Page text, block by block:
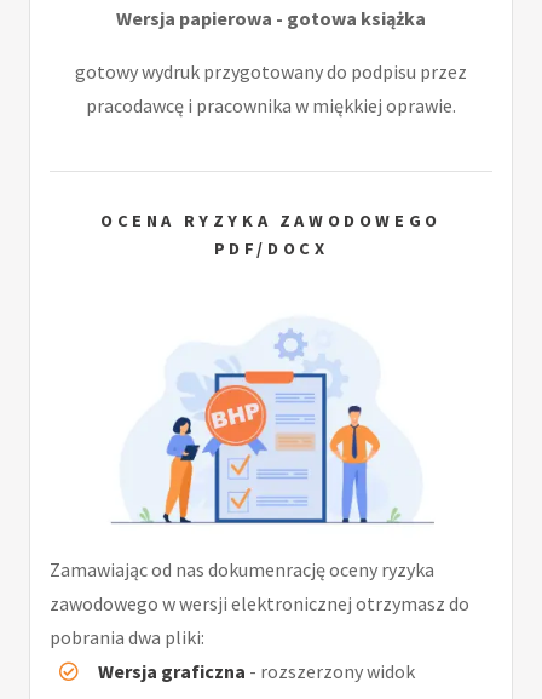
Wersja papierowa - gotowa książka
gotowy wydruk przygotowany do podpisu przez
pracodawcę i pracownika w miękkiej oprawie.
OCENA RYZYKA ZAWODOWEGO
PDF/DOCX
Zamawiając od nas dokumenrację oceny ryzyka
zawodowego w wersji elektronicznej otrzymasz do
pobrania dwa pliki:
Wersja graficzna - rozszerzony widok